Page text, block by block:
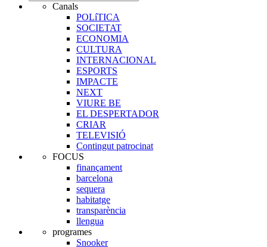
Canals
POLíTICA
SOCIETAT
ECONOMIA
CULTURA
INTERNACIONAL
ESPORTS
IMPACTE
NEXT
VIURE BE
EL DESPERTADOR
CRIAR
TELEVISIÓ
Contingut patrocinat
FOCUS
finançament
barcelona
sequera
habitatge
transparència
llengua
programes
Snooker